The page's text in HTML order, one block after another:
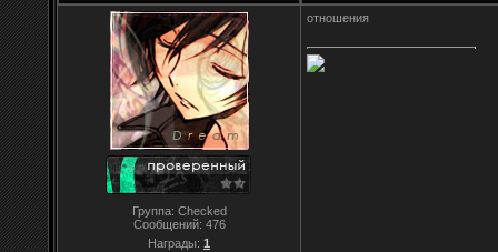
Группа: Checked
Сообщений: 476
Награды: 1
отношения